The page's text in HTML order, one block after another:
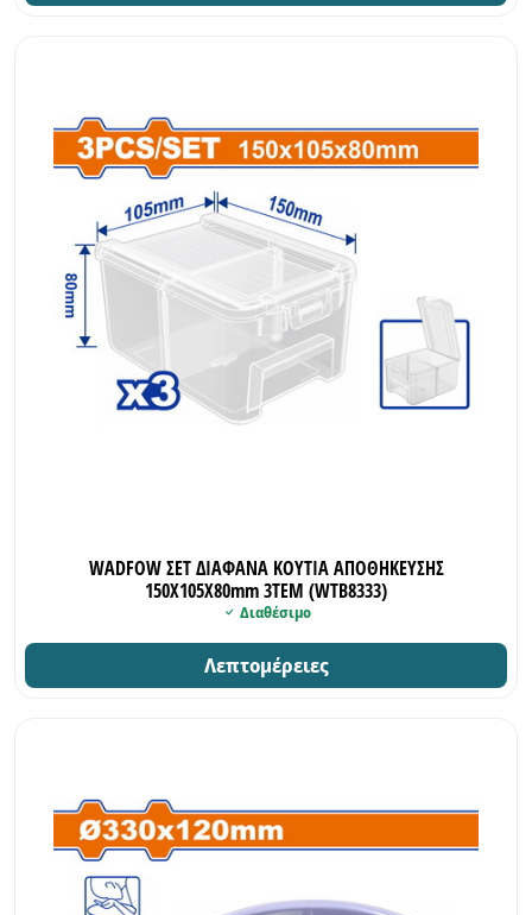
WADFOW ΣΕΤ ΔΙΑΦΑΝΑ ΚΟΥΤΙΑ ΑΠΟΘΗΚΕΥΣΗΣ
150Χ105Χ80mm 3TEM (WTB8333)
Διαθέσιμο
Λεπτομέρειες